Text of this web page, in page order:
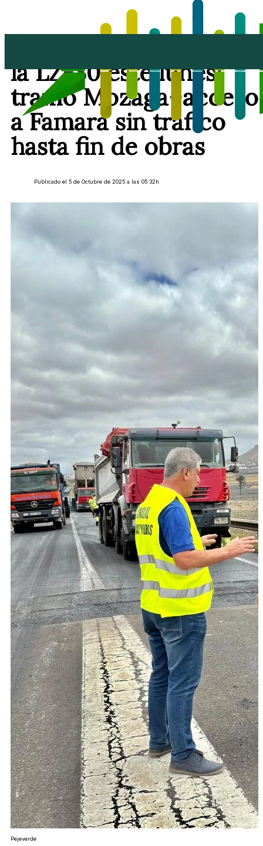
la LZ-30 este lunes:
tramo Mozaga–acceso
a Famara sin tráfico
hasta fin de obras
Publicado el 5 de Octubre de 2025 a las 05:32h
Pejeverde